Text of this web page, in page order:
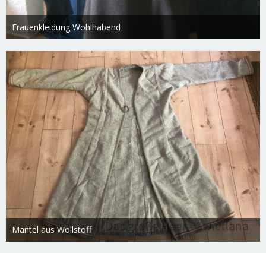
Frauenkleidung Wohlhabend
Swietlana
27. Februar 2019
1.743
0 0
Mantel aus Wollstoff
Swietlana
27. Februar 2019